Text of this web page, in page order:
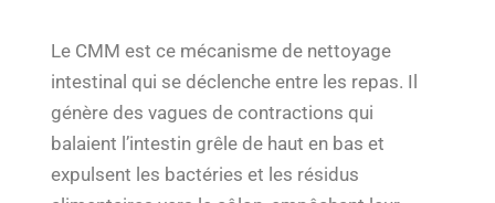
Le CMM est ce mécanisme de nettoyage
intestinal qui se déclenche entre les repas. Il
génère des vagues de contractions qui
balaient l’intestin grêle de haut en bas et
expulsent les bactéries et les résidus